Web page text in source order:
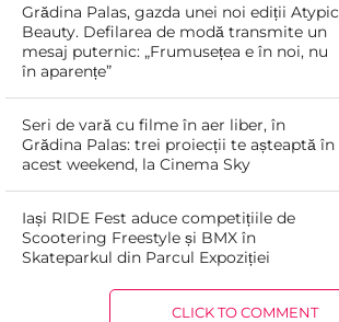
Grădina Palas, gazda unei noi ediții Atypic
Beauty. Defilarea de modă transmite un
mesaj puternic: „Frumusețea e în noi, nu
în aparențe”
Seri de vară cu filme în aer liber, în
Grădina Palas: trei proiecții te așteaptă în
acest weekend, la Cinema Sky
Iași RIDE Fest aduce competițiile de
Scootering Freestyle și BMX în
Skateparkul din Parcul Expoziției
CLICK TO COMMENT